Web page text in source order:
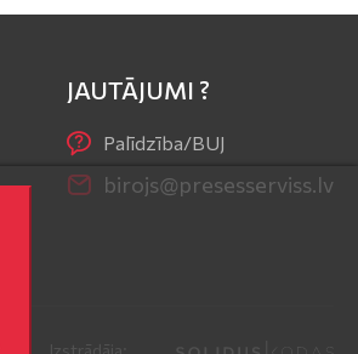
JAUTĀJUMI ?
Palīdzība/BUJ
birojs@presesserviss.lv
Izstrādāja: